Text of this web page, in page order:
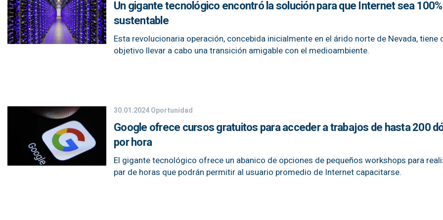
Un gigante tecnológico encontró la solución para que Internet sea 100%
sustentable
Esta revolucionaria operación, concebida inicialmente en el árido norte de Nevada, tiene
objetivo llevar a cabo una transición amigable con el medioambiente.
30.01.2024Oportunidad
Google ofrece cursos gratuitos para acceder a trabajos de hasta 200
por hora
El gigante tecnológico ofrece un abanico de opciones de pequeños workshops para
par de horas que podrán permitir al usuario promedio de Internet capacitarse.